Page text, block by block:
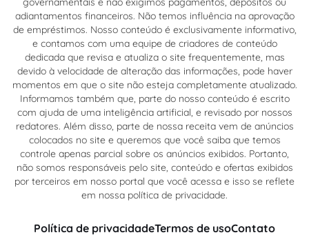
adiantamentos financeiros. Não temos influência na aprovação
de empréstimos. Nosso conteúdo é exclusivamente informativo,
e contamos com uma equipe de criadores de conteúdo
dedicada que revisa e atualiza o site frequentemente, mas
devido à velocidade de alteração das informações, pode haver
momentos em que o site não esteja completamente atualizado.
Informamos também que, parte do nosso conteúdo é escrito
com ajuda de uma inteligência artificial, e revisado por nossos
redatores. Além disso, parte de nossa receita vem de anúncios
colocados no site e queremos que você saiba que temos
controle apenas parcial sobre os anúncios exibidos. Portanto,
não somos responsáveis pelo site, conteúdo e ofertas exibidos
por terceiros em nosso portal que você acessa e isso se reflete
em nossa política de privacidade.
Política de privacidadeTermos de usoContato